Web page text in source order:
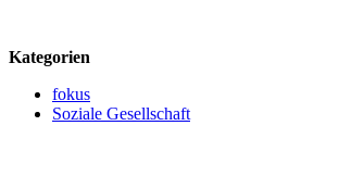
Kategorien
fokus
Soziale Gesellschaft